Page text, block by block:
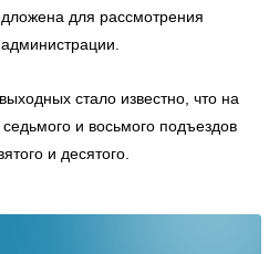
для рассмотрения
стало известно, что на
и восьмого подъездов
и десятого.